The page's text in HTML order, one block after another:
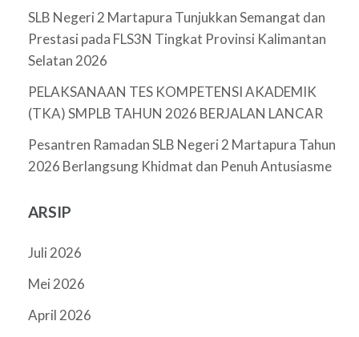
SLB Negeri 2 Martapura Tunjukkan Semangat dan
Prestasi pada FLS3N Tingkat Provinsi Kalimantan
Selatan 2026
PELAKSANAAN TES KOMPETENSI AKADEMIK
(TKA) SMPLB TAHUN 2026 BERJALAN LANCAR
Pesantren Ramadan SLB Negeri 2 Martapura Tahun
2026 Berlangsung Khidmat dan Penuh Antusiasme
ARSIP
Juli 2026
Mei 2026
April 2026